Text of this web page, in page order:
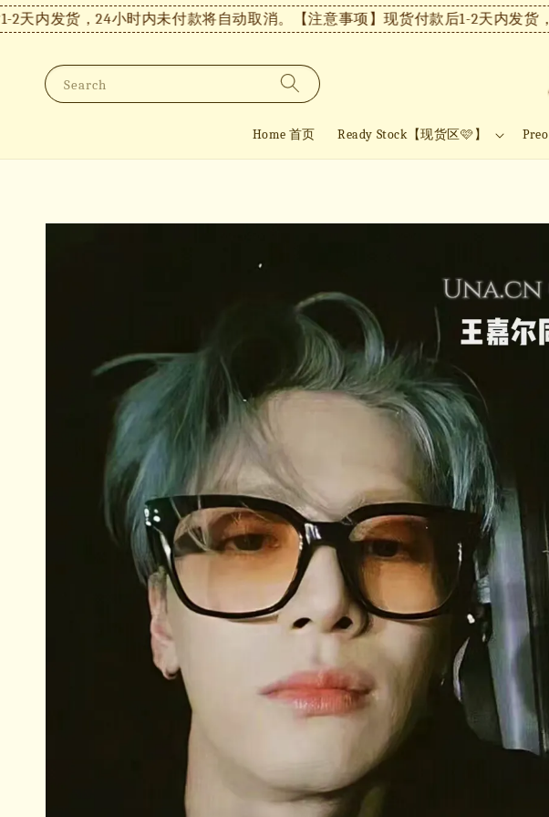
发货，24小时内未付款将自动取消。【注意事项】现货付款后1-2天内发货，24
Search
Home 首页 Ready Stock【现货区🩷】